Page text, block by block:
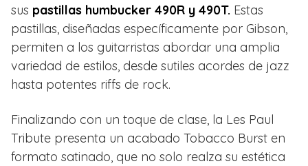
sus pastillas humbucker 490R y 490T. Estas
pastillas, diseñadas específicamente por Gibson,
permiten a los guitarristas abordar una amplia
variedad de estilos, desde sutiles acordes de jazz
hasta potentes riffs de rock.
Finalizando con un toque de clase, la Les Paul
Tribute presenta un acabado Tobacco Burst en
formato satinado, que no solo realza su estética